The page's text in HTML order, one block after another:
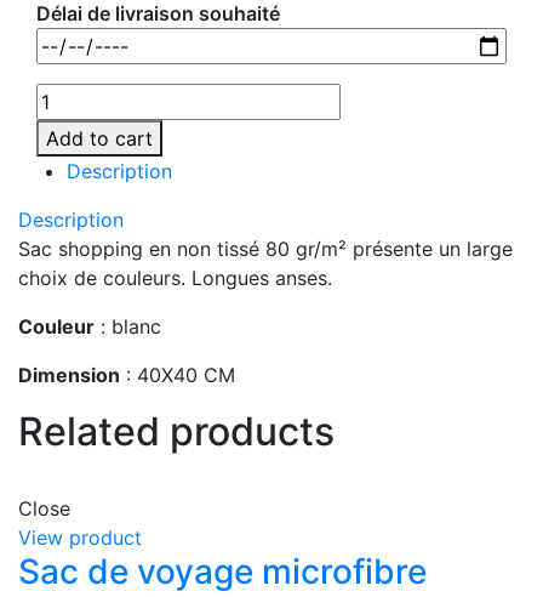
Délai de livraison souhaité
IT3787-
06
quantity
Add to cart
Description
Description
Sac shopping en non tissé 80 gr/m² présente un large
choix de couleurs. Longues anses.
Couleur : blanc
Dimension : 40X40 CM
Related products
Close
View product
Sac de voyage microfibre